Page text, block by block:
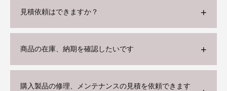
見積依頼はできますか？
商品の在庫、納期を確認したいです
購入製品の修理、メンテナンスの見積を依頼できます